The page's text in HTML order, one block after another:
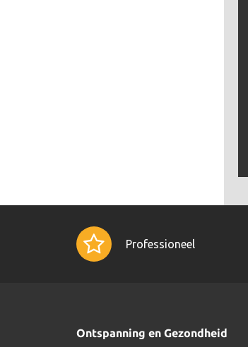
Professioneel
Ontspanning en Gezondheid